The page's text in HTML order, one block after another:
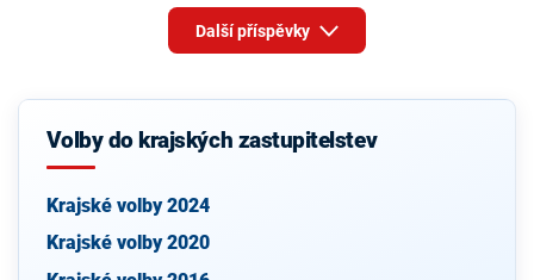
Další příspěvky
Volby do krajských zastupitelstev
Krajské volby 2024
Krajské volby 2020